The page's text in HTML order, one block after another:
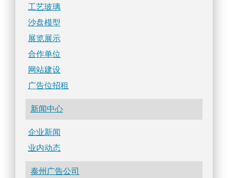
工艺玻璃
沙盘模型
展览展示
合作单位
网站建设
广告位招租
新闻中心
企业新闻
业内动态
泰州广告公司